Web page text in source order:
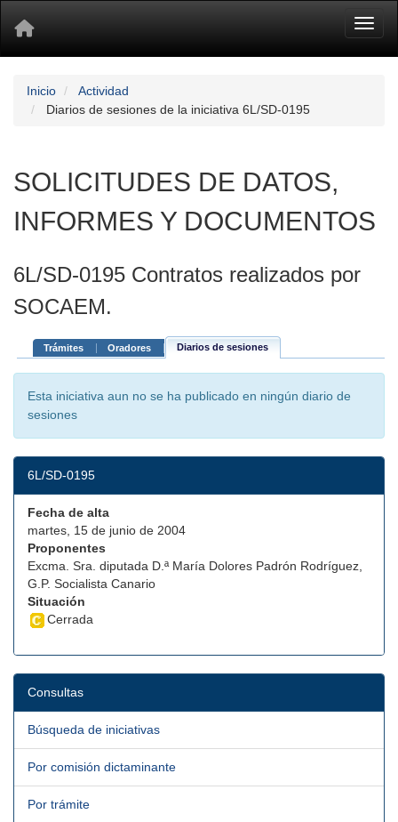
Inicio
Actividad
Diarios de sesiones de la iniciativa 6L/SD-0195
SOLICITUDES DE DATOS,
INFORMES Y DOCUMENTOS
6L/SD-0195 Contratos realizados por
SOCAEM.
Trámites Oradores Diarios de sesiones
Esta iniciativa aun no se ha publicado en ningún diario de
sesiones
6L/SD-0195
Fecha de alta
martes, 15 de junio de 2004
Proponentes
Excma. Sra. diputada D.ª María Dolores Padrón Rodríguez,
G.P. Socialista Canario
Situación
Cerrada
Consultas
Búsqueda de iniciativas
Por comisión dictaminante
Por trámite